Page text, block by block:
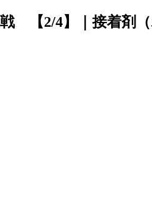
【2/4】｜接着剤